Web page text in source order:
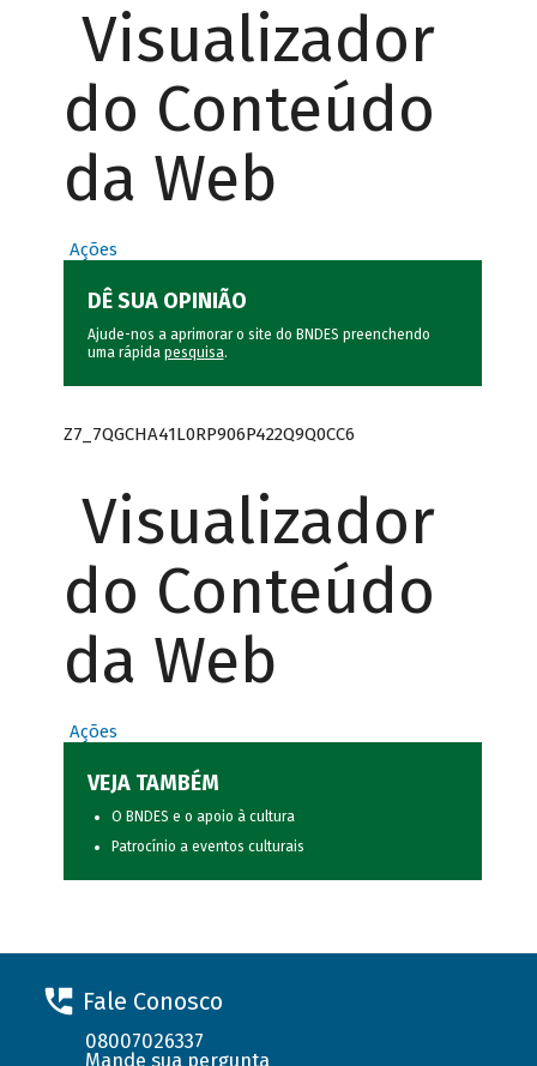
Visualizador
do Conteúdo
da Web
Ações
DÊ SUA OPINIÃO
Ajude-nos a aprimorar o site do BNDES preenchendo
uma rápida pesquisa.
Z7_7QGCHA41L0RP906P422Q9Q0CC6
Visualizador
do Conteúdo
da Web
Ações
VEJA TAMBÉM
O BNDES e o apoio à cultura
Patrocínio a eventos culturais
Fale Conosco
08007026337
Mande sua pergunta